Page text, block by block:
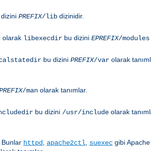
PREFIX/lib dizinidir.
olarak libexecdir bu dizini EPREFIX/modules
bu dizini PREFIX/var olarak
/man olarak tanımlar.
bu dizini /usr/include olarak
httpd apache2ctl suexec gibi